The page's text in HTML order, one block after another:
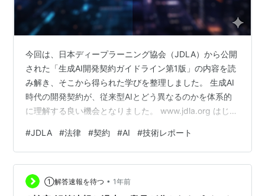
今回は、日本ディープラーニング協会（JDLA）から公開
された「生成AI開発契約ガイドライン第1版」の内容を読
み解き、そこから得られた学びを整理しました。 生成AI
時代の開発契約が、従来型AIとどう異なるのかを体系的
に理解する良い機会となりました。 www.jdla.org はじめ
め方と契約 第3章 生成AIの開発の特殊性 第4章 生成AI開
発契約の主要論点 おわりに はじめに 2012年のディープ
ラーニング技術の発展に端を発した第三次AIブームは、
画像認識や需要予測といった分野で「従来型AI」の導入
#JDLA #法律 #契約 #AI #技術レポート
①解答速報を待つ • 1年前